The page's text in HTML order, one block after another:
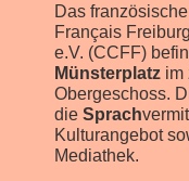
Das
Français
e.V. (CCFF)
Münsterplatz im
Obergeschoss.
die Sprach
Kulturangebot
Mediathek.